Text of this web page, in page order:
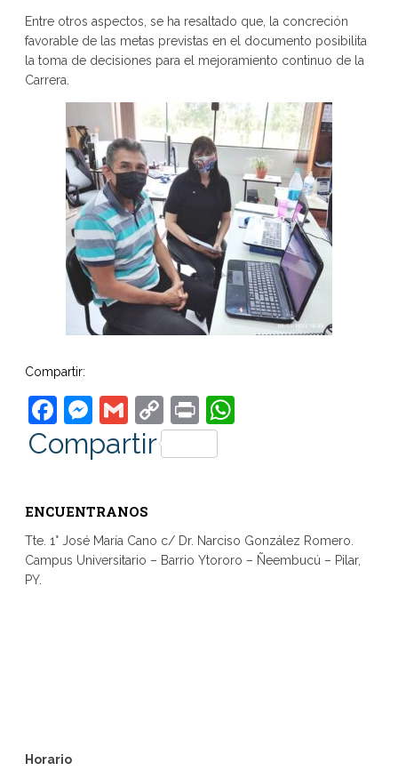
Entre otros aspectos, se ha resaltado que, la concreción
favorable de las metas previstas en el documento posibilita
la toma de decisiones para el mejoramiento continuo de la
Carrera.
Compartir:
Facebook
Messenger
Gmail
Copy
Link
PrintWhatsApp
Compartir
ENCUENTRANOS
Tte. 1° José María Cano c/ Dr. Narciso González Romero.
Campus Universitario – Barrio Ytororo – Ñeembucú – Pilar,
PY.
Horario